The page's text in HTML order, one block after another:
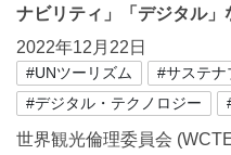
ナビリティ」「デジタル」
2022年12月22日
#UNツーリズム
#サステナ
#デジタル・テクノロジー
世界観光倫理委員会